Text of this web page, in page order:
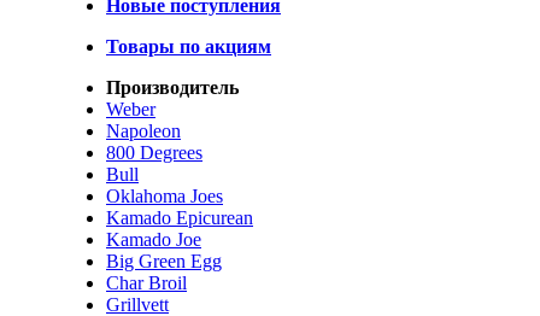
Новые поступления
Товары по акциям
Производитель
Weber
Napoleon
800 Degrees
Bull
Oklahoma Joes
Kamado Epicurean
Kamado Joe
Big Green Egg
Char Broil
Grillvett